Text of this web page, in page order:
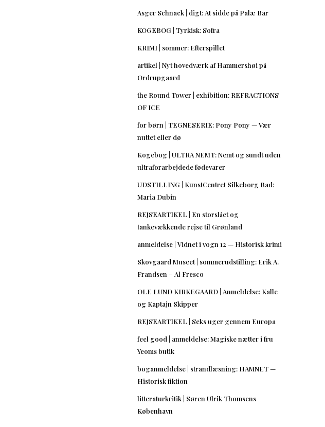
Asger Schnack | digt: At sidde på Palæ Bar
KOGEBOG | Tyrkisk: Sofra
KRIMI | sommer: Efterspillet
artikel | Nyt hovedværk af Hammershøi på
Ordrupgaard
the Round Tower | exhibition: REFRACTIONS
OF ICE
for børn | TEGNESERIE: Pony Pony — Vær
nuttet eller dø
Kogebog | ULTRA NEMT: Nemt og sundt uden
ultraforarbejdede fødevarer
UDSTILLING | KunstCentret Silkeborg Bad:
Maria Dubin
REJSEARTIKEL | En storslået og
tankevækkende rejse til Grønland
anmeldelse | Vidnet i vogn 12 — Historisk krimi
Skovgaard Museet | sommerudstilling: Erik A.
Frandsen – Al Fresco
OLE LUND KIRKEGAARD | Anmeldelse: Kalle
og Kaptajn Skipper
REJSEARTIKEL | Seks uger gennem Europa
feel good | anmeldelse: Magiske nætter i fru
Yeoms butik
boganmeldelse | strandlæsning: HAMNET —
Historisk fiktion
litteraturkritik | Søren Ulrik Thomsens
København